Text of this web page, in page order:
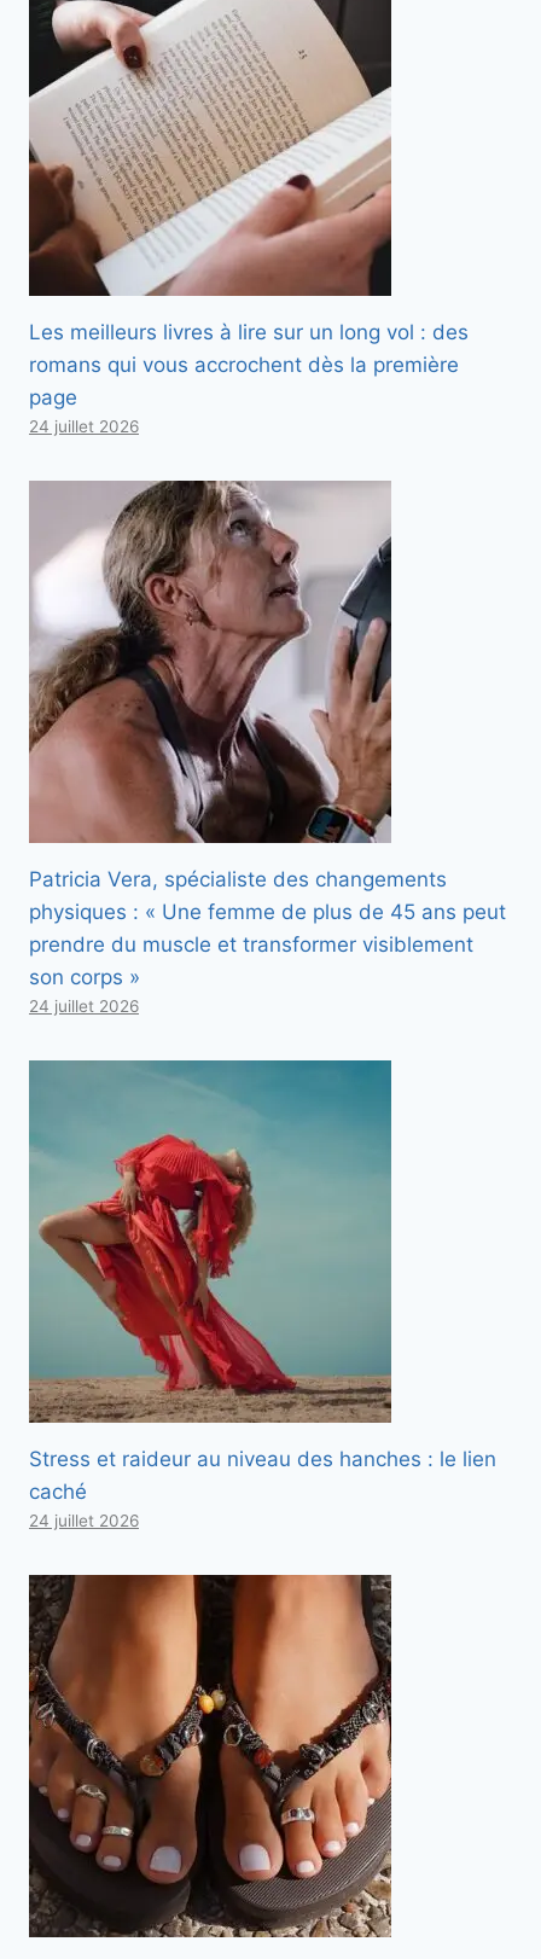
Les meilleurs livres à lire sur un long vol : des
romans qui vous accrochent dès la première
page
24 juillet 2026
Patricia Vera, spécialiste des changements
physiques : « Une femme de plus de 45 ans peut
prendre du muscle et transformer visiblement
son corps »
24 juillet 2026
Stress et raideur au niveau des hanches : le lien
caché
24 juillet 2026